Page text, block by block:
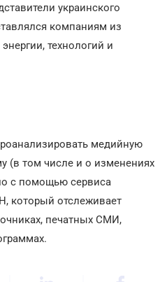
украинского
компаниям из
технологий и
медийную
(в том числе и о изменениях
с помощью сервиса
который отслеживает
печатных СМИ,